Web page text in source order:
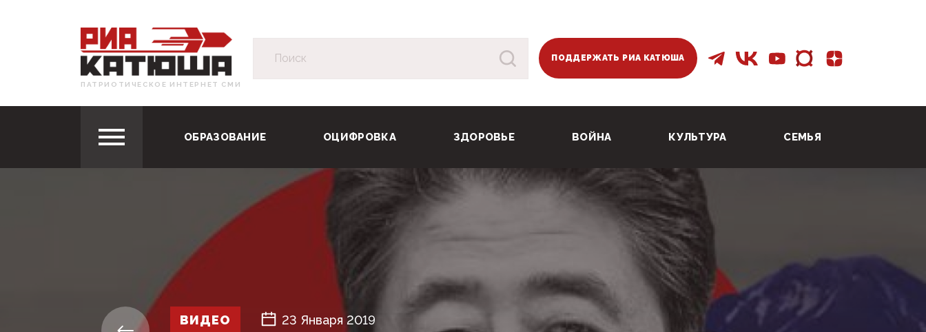
ПАТРИОТИЧЕСКОЕ ИНТЕРНЕТ СМИ
ПОДДЕРЖАТЬ РИА КАТЮША
ОБРАЗОВАНИЕ ОЦИФРОВКА ЗДОРОВЬЕ ВОЙНА КУЛЬТУРА СЕМЬЯ
ВИДЕО 23 Января 2019